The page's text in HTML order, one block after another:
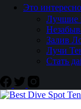
Это интересно
Лучшие
Залив
Лучи
Стать